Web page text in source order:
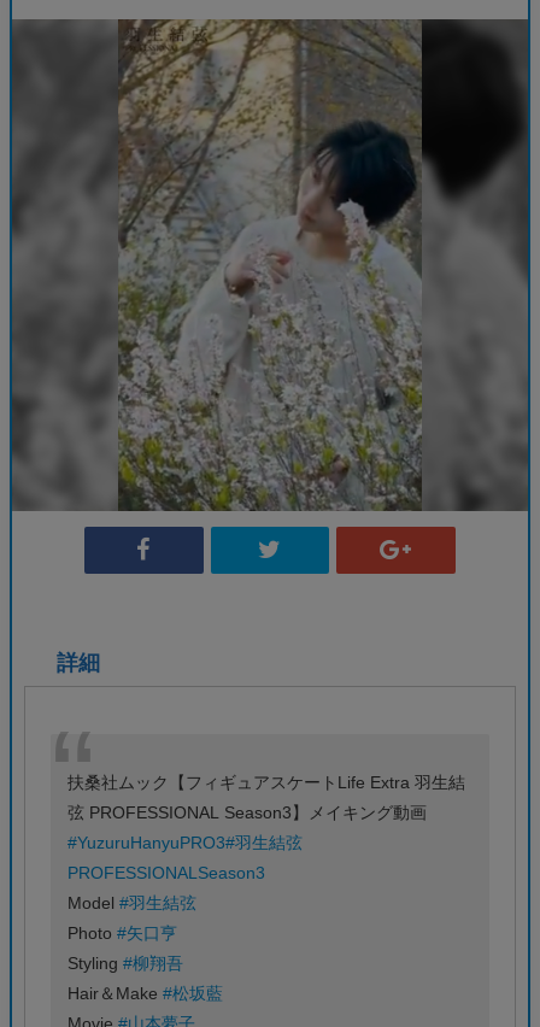
詳細
扶桑社ムック【フィギュアスケートLife Extra 羽生結
弦 PROFESSIONAL Season3】メイキング動画
#YuzuruHanyuPRO3#羽生結弦
PROFESSIONALSeason3
Model #羽生結弦
Photo #矢口亨
Styling #柳翔吾
Hair＆Make #松坂藍
Movie #山本夢子